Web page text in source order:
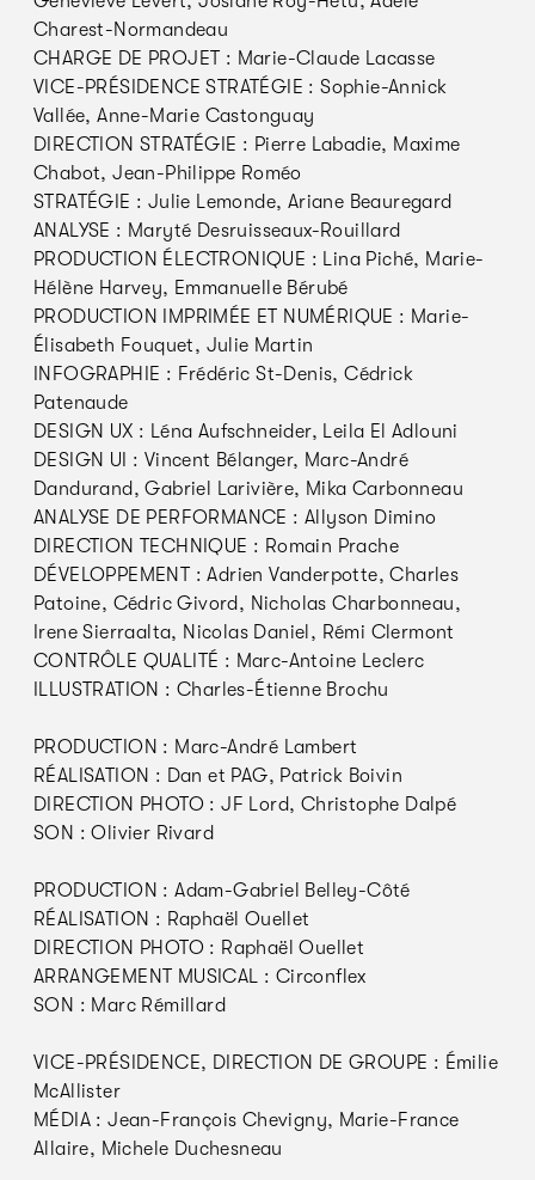
Charest-Normandeau
CHARGE DE PROJET : Marie-Claude Lacasse
VICE-PRÉSIDENCE STRATÉGIE : Sophie-Annick
Vallée, Anne-Marie Castonguay
DIRECTION STRATÉGIE : Pierre Labadie, Maxime
Chabot, Jean-Philippe Roméo
STRATÉGIE : Julie Lemonde, Ariane Beauregard
ANALYSE : Maryté Desruisseaux-Rouillard
PRODUCTION ÉLECTRONIQUE : Lina Piché, Marie-
Hélène Harvey, Emmanuelle Bérubé
PRODUCTION IMPRIMÉE ET NUMÉRIQUE : Marie-
Élisabeth Fouquet, Julie Martin
INFOGRAPHIE : Frédéric St-Denis, Cédrick
Patenaude
DESIGN UX : Léna Aufschneider, Leila El Adlouni
DESIGN UI : Vincent Bélanger, Marc-André
Dandurand, Gabriel Larivière, Mika Carbonneau
ANALYSE DE PERFORMANCE : Allyson Dimino
DIRECTION TECHNIQUE : Romain Prache
DÉVELOPPEMENT : Adrien Vanderpotte, Charles
Patoine, Cédric Givord, Nicholas Charbonneau,
Irene Sierraalta, Nicolas Daniel, Rémi Clermont
CONTRÔLE QUALITÉ : Marc-Antoine Leclerc
ILLUSTRATION : Charles-Étienne Brochu
PRODUCTION : Marc-André Lambert
RÉALISATION : Dan et PAG, Patrick Boivin
DIRECTION PHOTO : JF Lord, Christophe Dalpé
SON : Olivier Rivard
PRODUCTION : Adam-Gabriel Belley-Côté
RÉALISATION : Raphaël Ouellet
DIRECTION PHOTO : Raphaël Ouellet
ARRANGEMENT MUSICAL : Circonflex
SON : Marc Rémillard
VICE-PRÉSIDENCE, DIRECTION DE GROUPE : Émilie
McAllister
MÉDIA : Jean-François Chevigny, Marie-France
Allaire, Michele Duchesneau